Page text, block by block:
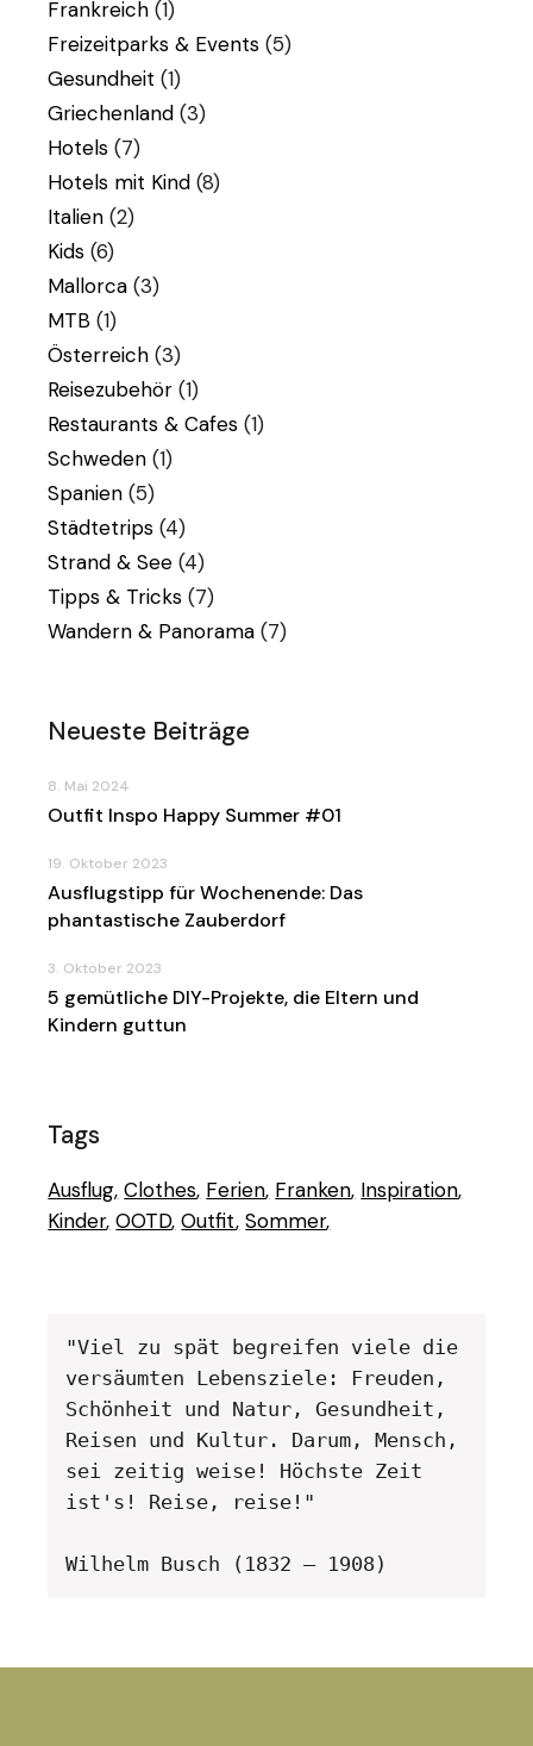
Frankreich (1)
Freizeitparks & Events (5)
Gesundheit (1)
Griechenland (3)
Hotels (7)
Hotels mit Kind (8)
Italien (2)
Kids (6)
Mallorca (3)
MTB (1)
Österreich (3)
Reisezubehör (1)
Restaurants & Cafes (1)
Schweden (1)
Spanien (5)
Städtetrips (4)
Strand & See (4)
Tipps & Tricks (7)
Wandern & Panorama (7)
Neueste Beiträge
Outfit Inspo Happy Summer #01
8. Mai 2024
Ausflugstipp für Wochenende: Das
phantastische Zauberdorf
19. Oktober 2023
5 gemütliche DIY-Projekte, die Eltern und
Kindern guttun
3. Oktober 2023
Tags
Ausflug Clothes Ferien Franken Inspiration
Kinder OOTD Outfit Sommer
"Viel zu spät begreifen viele die
versäumten Lebensziele: Freuden,
Schönheit und Natur, Gesundheit,
Reisen und Kultur. Darum, Mensch,
sei zeitig weise! Höchste Zeit
ist's! Reise, reise!"
Wilhelm Busch (1832 – 1908)